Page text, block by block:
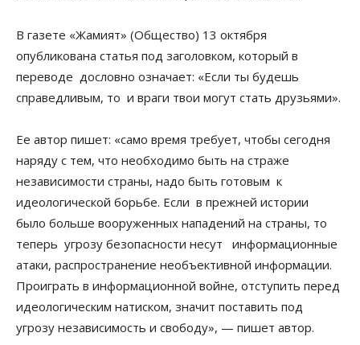
В газете «Жамият» (Общество) 13 октября
опубликована статья под заголовком, который в
переводе дословно означает: «Если ты будешь
справедливым, то и враги твои могут стать друзьями».
Ее автор пишет: «само время требует, чтобы сегодня
наряду с тем, что необходимо быть на страже
независимости страны, надо быть готовым к
идеологической борьбе. Если в прежней истории
было больше вооруженных нападений на страны, то
теперь угрозу безопасности несут информационные
атаки, распространение необъективной информации.
Проиграть в информационной войне, отступить перед
идеологическим натиском, значит поставить под
угрозу независимость и свободу», — пишет автор.